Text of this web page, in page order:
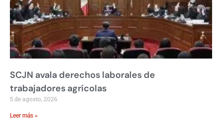
SCJN avala derechos laborales de
trabajadores agrícolas
5 de agosto, 2026
Leer más »